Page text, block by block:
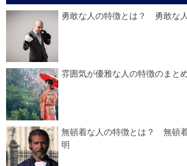
勇敢な人の特徴とは？ 勇敢な
雰囲気が優雅な人の特徴のまと
無頓着な人の特徴とは？ 無頓
明